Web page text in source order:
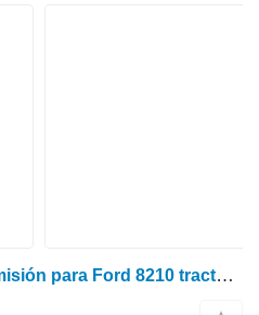
Muffe otra pieza de transmisión para Ford 8210 tractor de ruedas